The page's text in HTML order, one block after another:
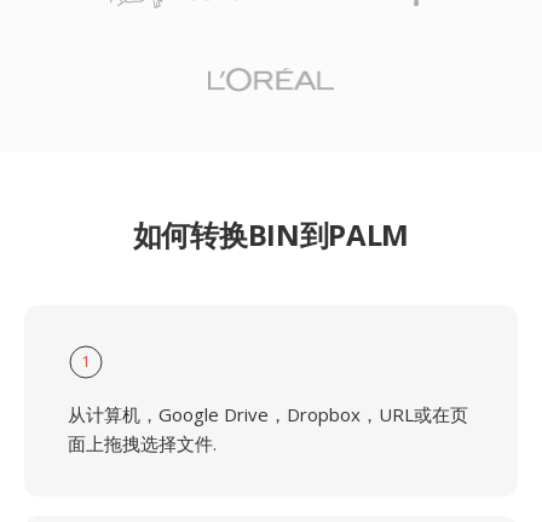
如何转换BIN到PALM
1
从计算机，Google Drive，Dropbox，URL或在页
面上拖拽选择文件.